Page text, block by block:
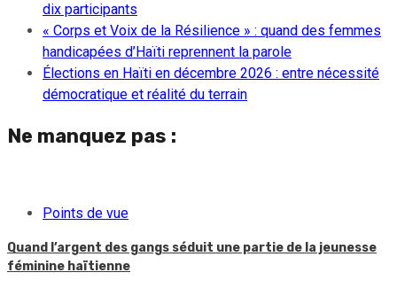
dix participants
« Corps et Voix de la Résilience » : quand des femmes
handicapées d’Haïti reprennent la parole
Élections en Haïti en décembre 2026 : entre nécessité
démocratique et réalité du terrain
Ne manquez pas :
Points de vue
Quand l’argent des gangs séduit une partie de la jeunesse
féminine haïtienne